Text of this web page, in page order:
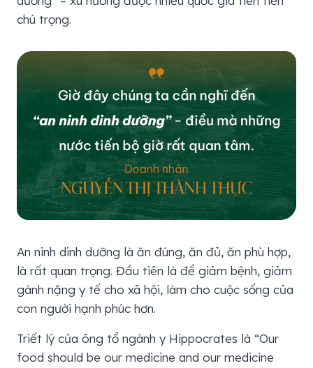
chú trọng.
An ninh dinh dưỡng là ăn đúng, ăn đủ, ăn phù hợp,
là rất quan trọng. Đầu tiên là để giảm bệnh, giảm
gánh nặng y tế cho xã hội, làm cho cuộc sống của
con người hạnh phúc hơn.
Triết lý của ông tổ ngành y Hippocrates là “Our
food should be our medicine and our medicine